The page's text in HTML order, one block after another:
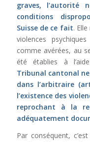
graves, l’autorité
conditions
Suisse de ce fait.
violences
comme avérées, au
été établies à
Tribunal cantonal
dans l’arbitraire (
l’existence des
reprochant à la
adéquatement
Par conséquent,